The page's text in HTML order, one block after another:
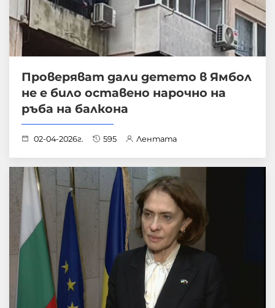
Проверяват дали детето в Ямбол
не е било оставено нарочно на
ръба на балкона
02-04-2026г. 595 Лентата